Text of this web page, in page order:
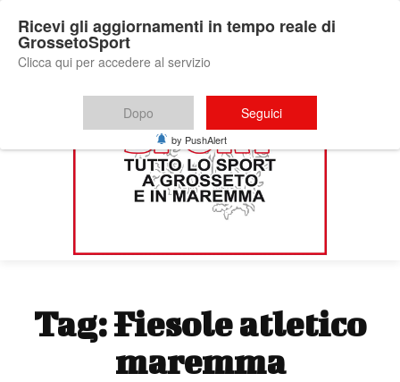
Tag:Fiesole atletico
maremma
Ricevi gli aggiornamenti in tempo reale di
GrossetoSport
Clicca qui per accedere al servizio
Dopo Seguici
by PushAlert